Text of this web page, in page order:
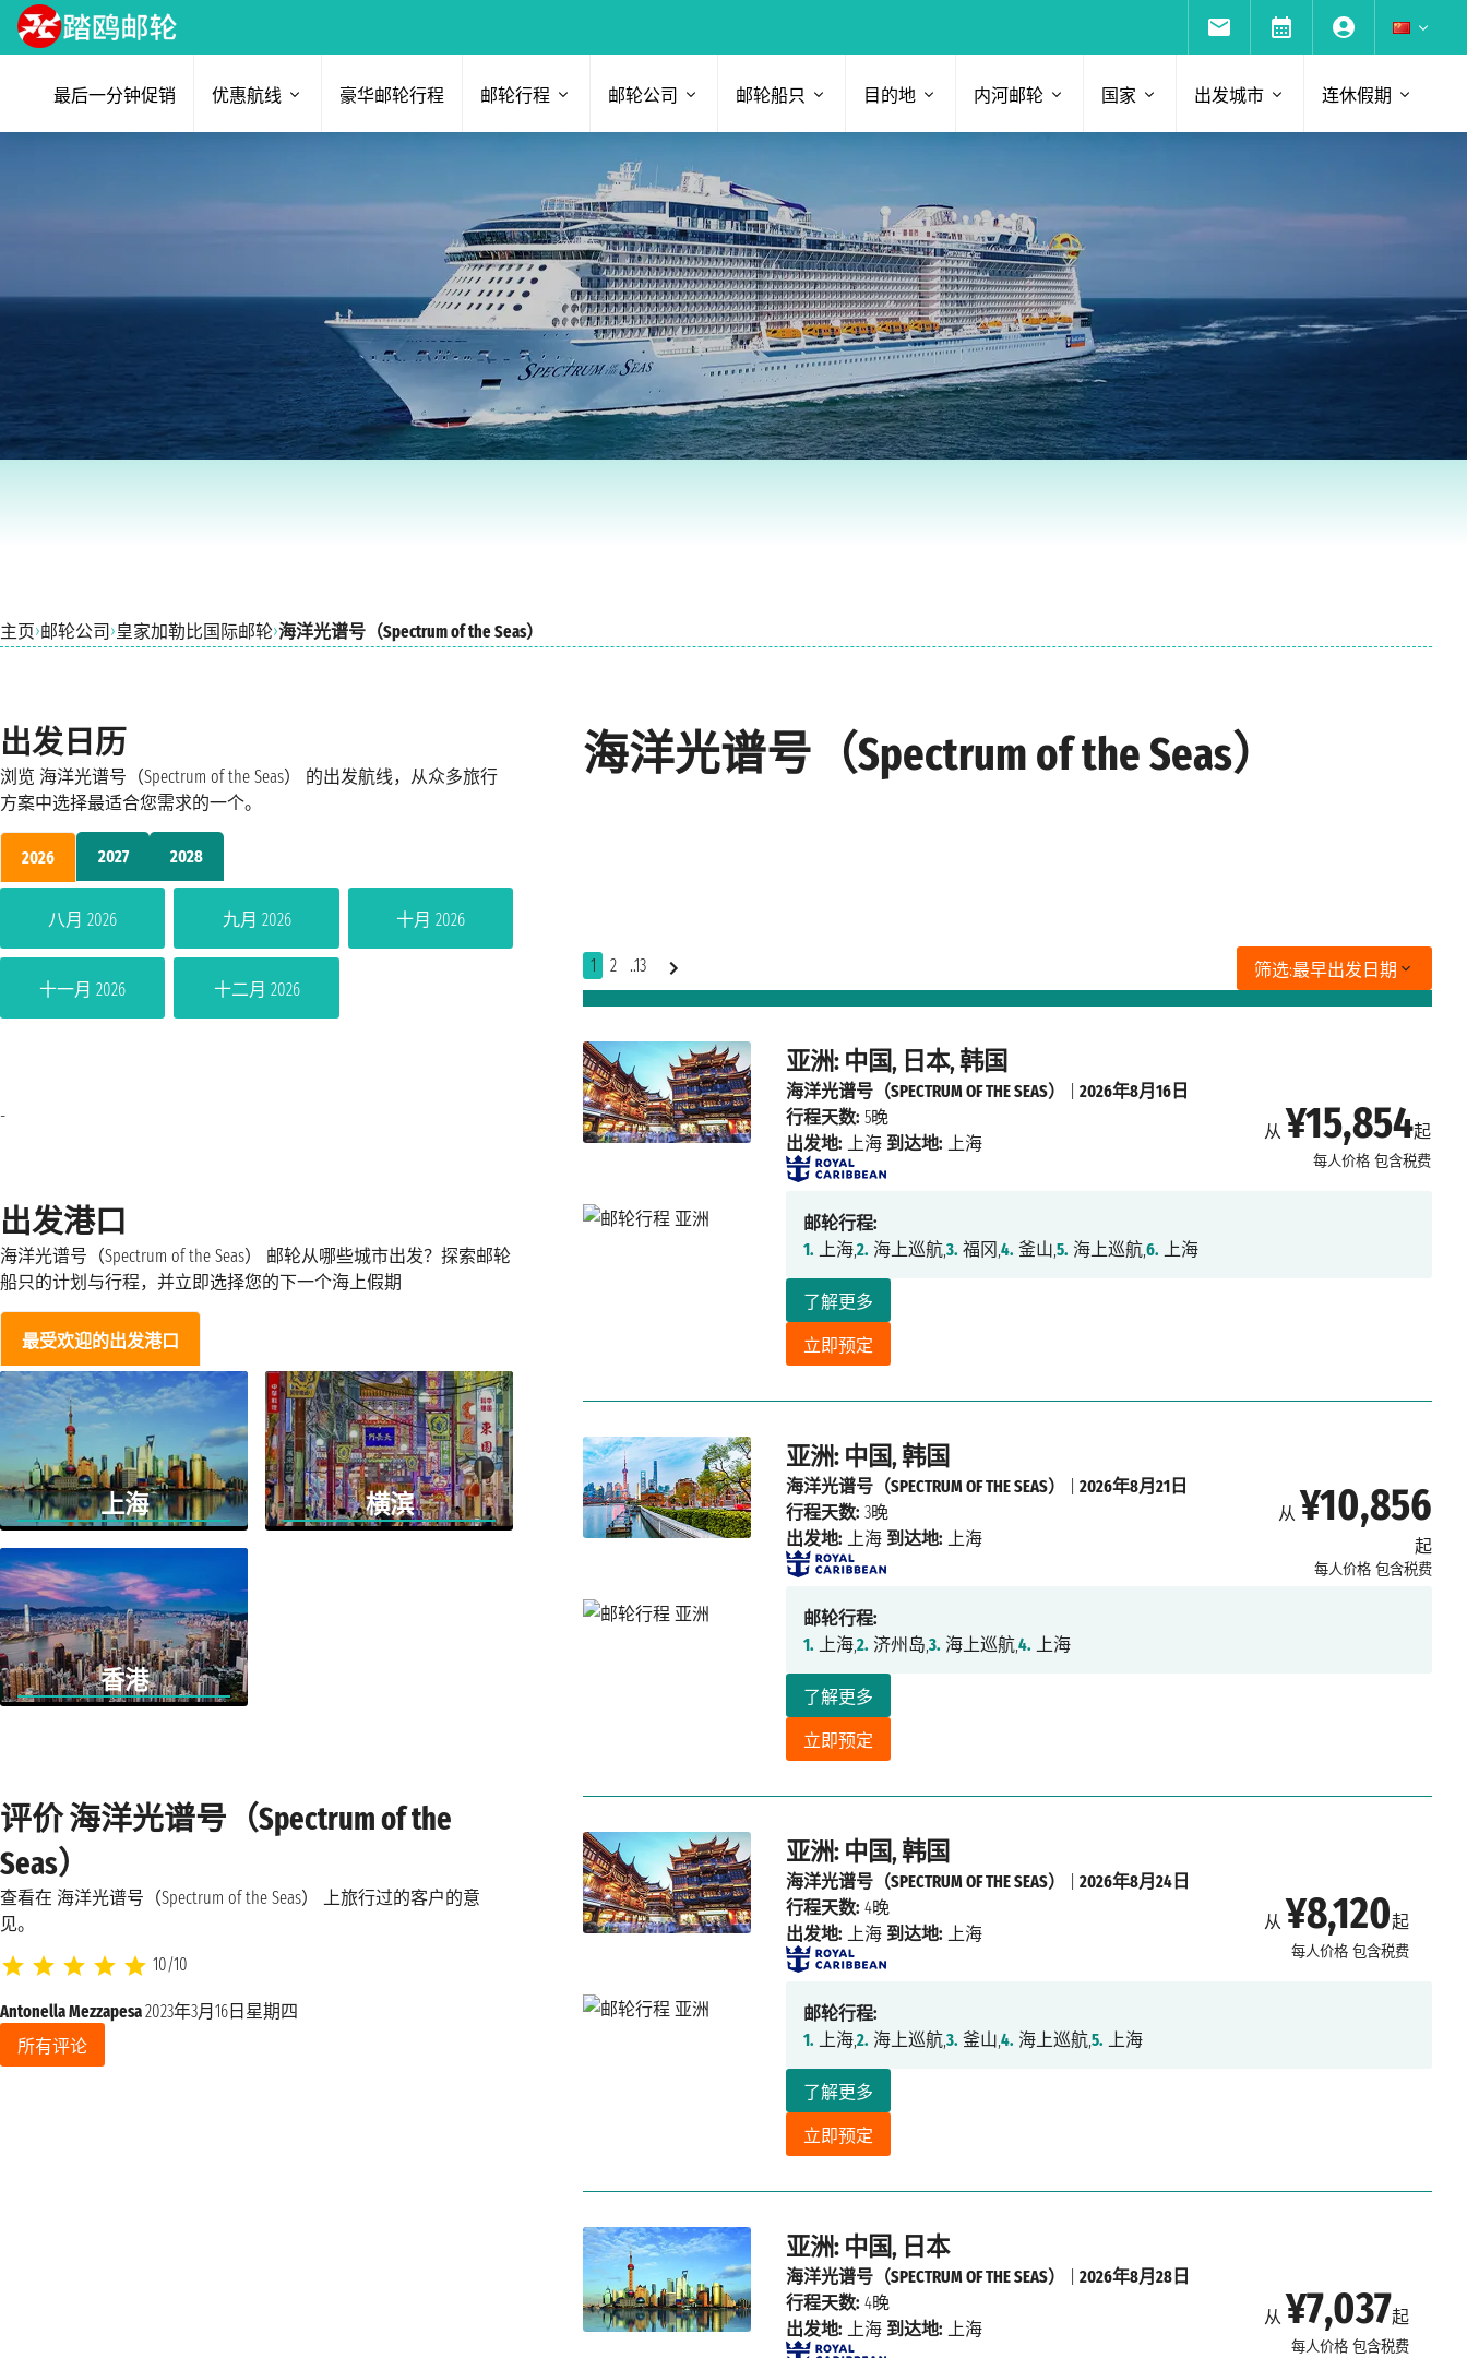
最后一分钟促销 优惠航线 豪华邮轮行程 邮轮行程 邮轮公司 邮轮船只 目的地 内河邮轮 国家 出发城市 连休假期
主页›邮轮公司 ›皇家加勒比国际邮轮›海洋光谱号（Spectrum of the Seas）
海洋光谱号（Spectrum of the Seas）
1 2 ..13 筛选:最早出发日期
亚洲: 中国, 日本, 韩国
从 ¥15,854起
每人价格 包含税费
了解更多
立即预定
海洋光谱号（SPECTRUM OF THE SEAS） |2026年8月16日
行程天数: 5晚
出发地: 上海 到达地: 上海
邮轮行程:
1. 上海,2. 海上巡航,3. 福冈,4. 釜山,5. 海上巡航,6. 上海
亚洲: 中国, 韩国
从 ¥10,856
起
每人价格 包含税费
了解更多
立即预定
海洋光谱号（SPECTRUM OF THE SEAS） |2026年8月21日
行程天数: 3晚
出发地: 上海 到达地: 上海
邮轮行程:
1. 上海,2. 济州岛,3. 海上巡航,4. 上海
亚洲: 中国, 韩国
从 ¥8,120起
每人价格 包含税费
了解更多
立即预定
海洋光谱号（SPECTRUM OF THE SEAS） |2026年8月24日
行程天数: 4晚
出发地: 上海 到达地: 上海
邮轮行程:
1. 上海,2. 海上巡航,3. 釜山,4. 海上巡航,5. 上海
亚洲: 中国, 日本
从 ¥7,037起
每人价格 包含税费
海洋光谱号（SPECTRUM OF THE SEAS） |2026年8月28日
行程天数: 4晚
出发地: 上海 到达地: 上海
出发日历
浏览 海洋光谱号（Spectrum of the Seas） 的出发航线，从众多旅行
方案中选择最适合您需求的一个。
2026 2027 2028
八月 2026 九月 2026 十月 2026
十一月 2026 十二月 2026
出发港口
海洋光谱号（Spectrum of the Seas） 邮轮从哪些城市出发？探索邮轮
船只的计划与行程，并立即选择您的下一个海上假期
最受欢迎的出发港口
上海 横滨
香港
-
评价 海洋光谱号（Spectrum of the
Seas）
查看在 海洋光谱号（Spectrum of the Seas） 上旅行过的客户的意
见。
10/10
Antonella Mezzapesa2023年3月16日星期四
所有评论